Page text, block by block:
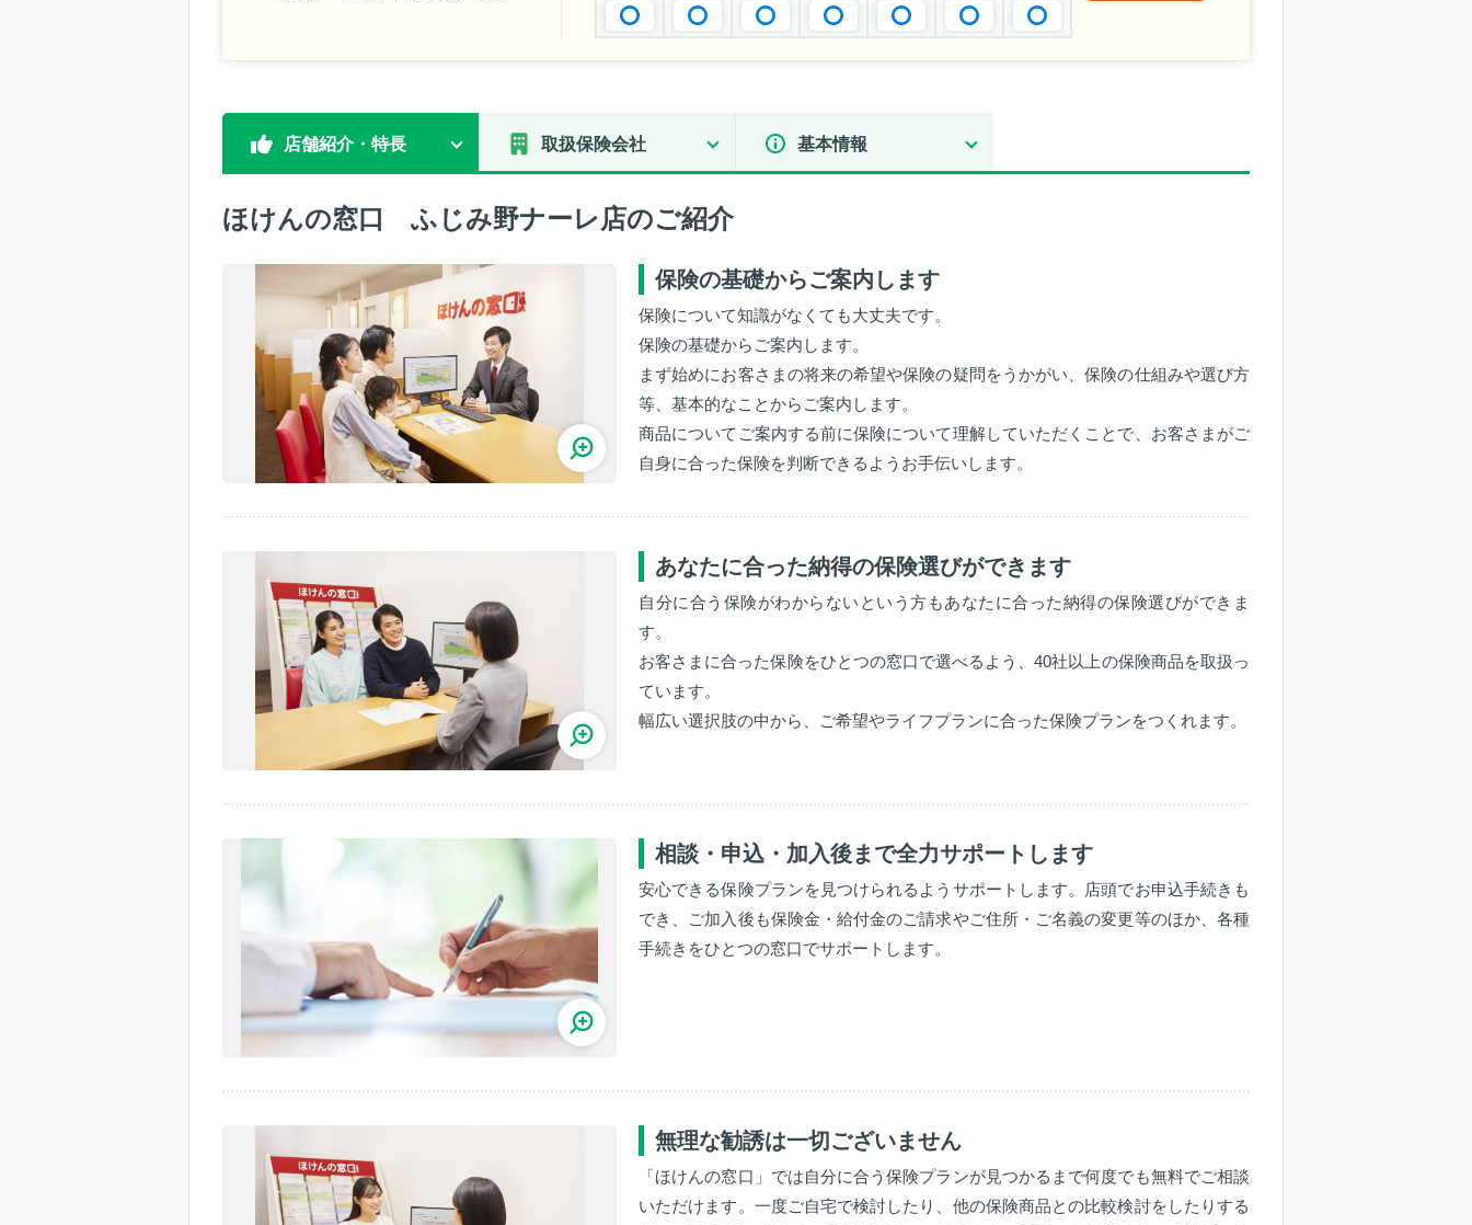
店舗紹介・特長 取扱保険会社 基本情報
ほけんの窓口 ふじみ野ナーレ店のご紹介
保険の基礎からご案内します
保険について知識がなくても大丈夫です。
保険の基礎からご案内します。
まず始めにお客さまの将来の希望や保険の疑問をうかがい、保険の仕組みや選び方
等、基本的なことからご案内します。
商品についてご案内する前に保険について理解していただくことで、お客さまがご
自身に合った保険を判断できるようお手伝いします。
あなたに合った納得の保険選びができます
自分に合う保険がわからないという方もあなたに合った納得の保険選びができま
す。
お客さまに合った保険をひとつの窓口で選べるよう、40社以上の保険商品を取扱っ
ています。
幅広い選択肢の中から、ご希望やライフプランに合った保険プランをつくれます。
相談・申込・加入後まで全力サポートします
安心できる保険プランを見つけられるようサポートします。店頭でお申込手続きも
でき、ご加入後も保険金・給付金のご請求やご住所・ご名義の変更等のほか、各種
手続きをひとつの窓口でサポートします。
無理な勧誘は一切ございません
「ほけんの窓口」では自分に合う保険プランが見つかるまで何度でも無料でご相談
いただけます。一度ご自宅で検討したり、他の保険商品との比較検討をしたりする